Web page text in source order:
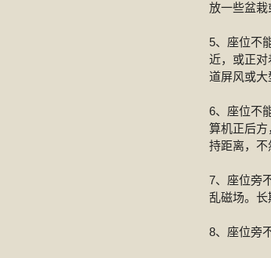
放一些盆栽
5、座位不
近，或正
道屏风或大
6、座位不
算机正后
持距离，不
7、座位旁
乱磁场。长
8、座位旁